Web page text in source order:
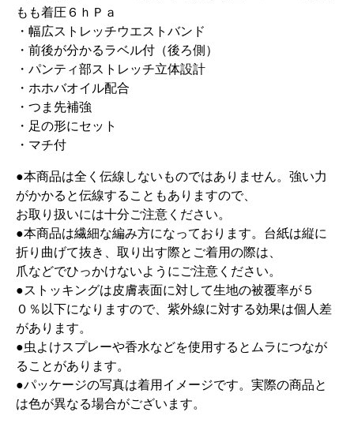
もも着圧６ｈＰａ
・幅広ストレッチウエストバンド
・前後が分かるラベル付（後ろ側）
・パンティ部ストレッチ立体設計
・ホホバオイル配合
・つま先補強
・足の形にセット
・マチ付
●本商品は全く伝線しないものではありません。強い力
がかかると伝線することもありますので、
お取り扱いには十分ご注意ください。
●本商品は繊細な編み方になっております。台紙は縦に
折り曲げて抜き、取り出す際とご着用の際は、
爪などでひっかけないようにご注意ください。
●ストッキングは皮膚表面に対して生地の被覆率が５
０％以下になりますので、紫外線に対する効果は個人差
があります。
●虫よけスプレーや香水などを使用するとムラにつなが
ることがあります。
●パッケージの写真は着用イメージです。実際の商品と
は色が異なる場合がございます。